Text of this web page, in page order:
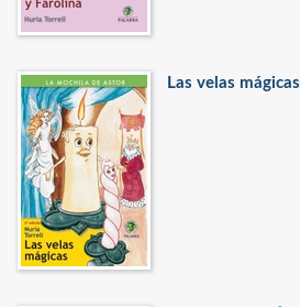
Las velas mágicas